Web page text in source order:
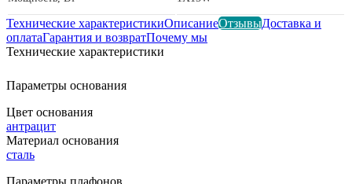
Технические характеристикиОписаниеОтзывыДоставка и
оплатаГарантия и возвратПочему мы
Технические характеристики
Параметры основания
Цвет основания
антрацит
Материал основания
сталь
Параметры плафонов